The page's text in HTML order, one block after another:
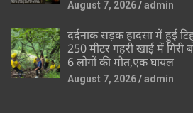
August 7, 2026 admin
दर्दनाक सड़क हादसा में हुई
250 मीटर गहरी खाई में गिरी
6 लोगों की मौत,एक घायल
August 7, 2026 admin